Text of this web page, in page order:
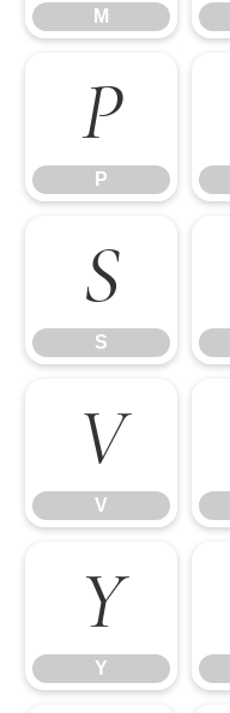
M
P
P
S
S
V
V
Y
Y